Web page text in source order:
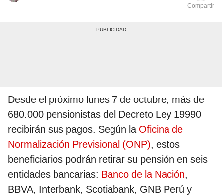
Compartir
Desde el próximo lunes 7 de octubre, más de
680.000 pensionistas del Decreto Ley 19990
recibirán sus pagos. Según la Oficina de
Normalización Previsional (ONP), estos
beneficiarios podrán retirar su pensión en seis
entidades bancarias: Banco de la Nación,
BBVA, Interbank, Scotiabank, GNB Perú y